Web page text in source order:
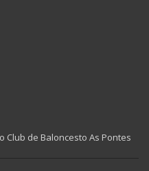
de Baloncesto As Pontes